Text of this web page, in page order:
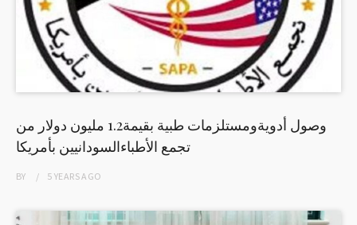
وصول أدويةومستلزمات طبية بقيمة1.2 مليون دولار من
تجمع الأطباءالسودانيين بأمريكا
BY 5 YEARSAGO